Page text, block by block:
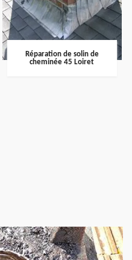
Réparation de solin de
cheminée 45 Loiret